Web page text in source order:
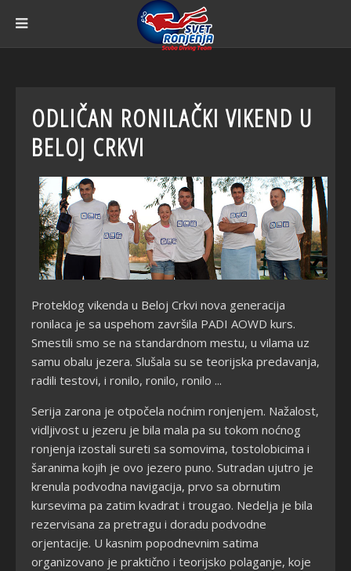
ODLIČAN RONILAČKI VIKEND U
BELOJ CRKVI
Proteklog vikenda u Beloj Crkvi nova generacija
ronilaca je sa uspehom završila PADI AOWD kurs.
Smestili smo se na standardnom mestu, u vilama uz
samu obalu jezera. Slušala su se teorijska predavanja,
radili testovi, i ronilo, ronilo, ronilo ...
Serija zarona je otpočela noćnim ronjenjem. Nažalost,
vidljivost u jezeru je bila mala pa su tokom noćnog
ronjenja izostali sureti sa somovima, tostolobicima i
šaranima kojih je ovo jezero puno. Sutradan ujutro je
krenula podvodna navigacija, prvo sa obrnutim
kursevima pa zatim kvadrat i trougao. Nedelja je bila
rezervisana za pretragu i doradu podvodne
orjentacije. U kasnim popodnevnim satima
organizovano je praktično i teorijsko polaganje, koje